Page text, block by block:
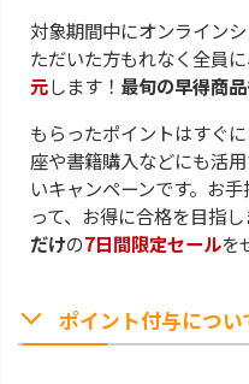
対象期間中にオンライン
ただいた方もれなく全員に
元します！ 最旬の早得商
もらったポイントはすぐ
座や書籍購入などにも活
いキャンペーンです。お
って、お得に合格を目指し
だけの7日間限定セールを
ポイント付与につい